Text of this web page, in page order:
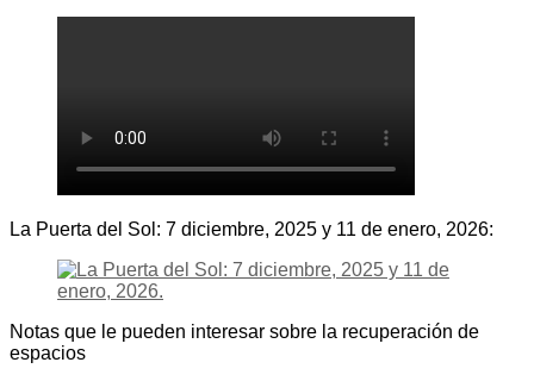
La Puerta del Sol: 7 diciembre, 2025 y 11 de enero, 2026:
Notas que le pueden interesar sobre la recuperación de
espacios